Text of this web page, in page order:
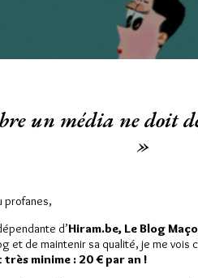
un média ne doit
»
profanes,
d’Hiram.be, Le Blog
et de maintenir sa qualité, je me
très minime : 20 € par an !